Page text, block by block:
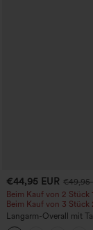
€44,95 EUR €49,95
Beim Kauf von 2 Stück
Beim Kauf von 3 Stück
Langarm-Overall mit
weitem Bein –